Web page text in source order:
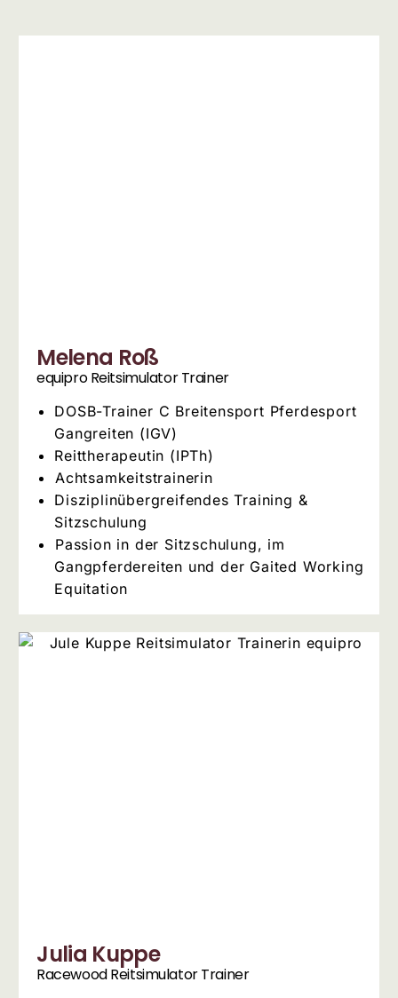
Melena Roß
equipro Reitsimulator Trainer
DOSB-Trainer C Breitensport Pferdesport
Gangreiten (IGV)
Reittherapeutin (IPTh)
⁠Achtsamkeitstrainerin
Disziplinübergreifendes Training &
Sitzschulung
⁠Passion in der Sitzschulung, im
Gangpferdereiten und der Gaited Working
Equitation
Julia Kuppe
Racewood Reitsimulator Trainer